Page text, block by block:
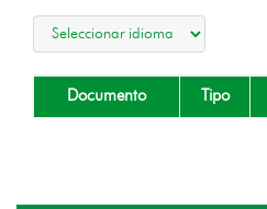
Documento Tipo